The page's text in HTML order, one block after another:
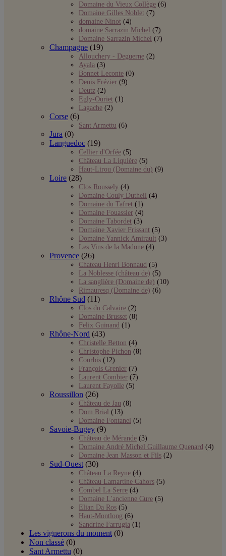
Domaine du Vieux Collège (6)
Domaine Gilles Noblet (7)
domaine Ninot (4)
domaine Sarrazin Michel (7)
Domaine Sarrazin Michel (7)
Champagne (19)
Allouchery - Deguerne (2)
Ayala (3)
Bonnet Leconte (0)
Denis Frézier (9)
Deutz (2)
Egly-Ouriet (1)
Lagache (2)
Corse (6)
Sant Armettu (6)
Jura (0)
Languedoc (19)
Cellier d'Orfée (5)
Château La Liquière (5)
Haut-Lirou (Domaine du) (9)
Loire (28)
Clos Roussely (4)
Domaine Couly Dutheil (4)
Domaine du Tafret (1)
Domaine Fouassier (4)
Domaine Tabordet (3)
Domaine Xavier Frissant (5)
Domaine Yannick Amirault (3)
Les Vins de la Madone (4)
Provence (26)
Chateau Henri Bonnaud (5)
La Noblesse (château de) (5)
La sanglière (Domaine de) (10)
Rimauresq (Domaine de) (6)
Rhône Sud (11)
Clos du Calvaire (2)
Domaine Brusset (8)
Felix Guinand (1)
Rhône-Nord (43)
Christelle Betton (4)
Christophe Pichon (8)
Courbis (12)
François Grenier (7)
Laurent Combier (7)
Laurent Fayolle (5)
Roussillon (26)
Château de Jau (8)
Dom Brial (13)
Domaine Fontanel (5)
Savoie-Bugey (9)
Château de Mérande (3)
Domaine André Michel Guillaume Quenard (4)
Domaine Jean Masson et Fils (2)
Sud-Ouest (30)
Château La Reyne (4)
Château Lamartine Cahors (5)
Combel La Serre (4)
Domaine L'ancienne Cure (5)
Elian Da Ros (5)
Haut-Montlong (6)
Sandrine Farrugia (1)
Les vignerons du moment (0)
Non classé (0)
Sant Armettu (0)